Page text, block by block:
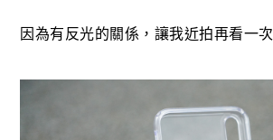
因為有反光的關係，讓我近拍再看一次